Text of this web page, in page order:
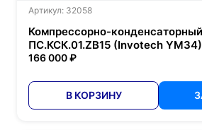
Артикул: 32058
Компрессорно-
ПС.КСК.01.ZB15 (Invotech YM34)
166 000 ₽
В КОРЗИНУ